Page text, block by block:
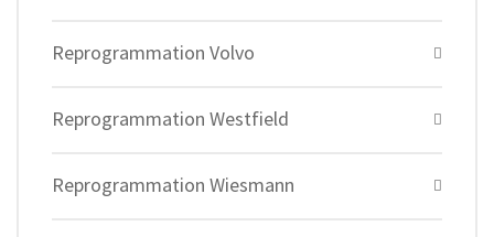
Reprogrammation Volvo
Reprogrammation Westfield
Reprogrammation Wiesmann